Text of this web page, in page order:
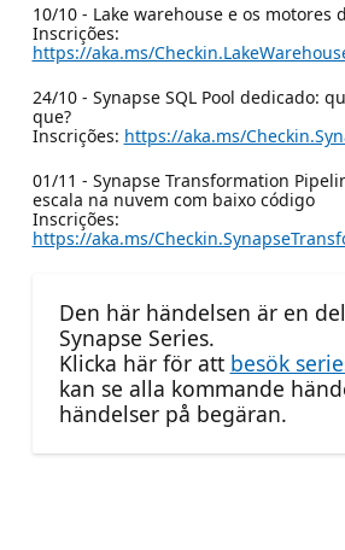
10/10 - Lake warehouse e os motores
Inscrições:
https://aka.ms/
24/10 - Synapse SQL Pool dedicado:
que?
Inscrições: https://aka.ms/
01/11 - Synapse Transformation
escala na nuvem com baixo código
Inscrições:
https://aka.ms/
Den här händelsen är en
Synapse Series.
Klicka här för att besök
kan se alla kommande
händelser på begäran.